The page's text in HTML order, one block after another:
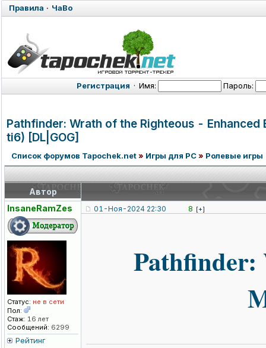
Правила · ЧаВо
Регистрация · Имя: Пароль:
Pathfinder: Wrath of the Righteous - Enhanced
ti6) [DL|GOG]
Список форумов Tapochek.net» Игры для PC» Ролевые игры
Автор
InsaneRamZes
Статус: не в сети
Пол:
Стаж: 16 лет
Сообщений: 6299
Рейтинг
01-Ноя-2024 22:30 8 [+]
Pathfinder: